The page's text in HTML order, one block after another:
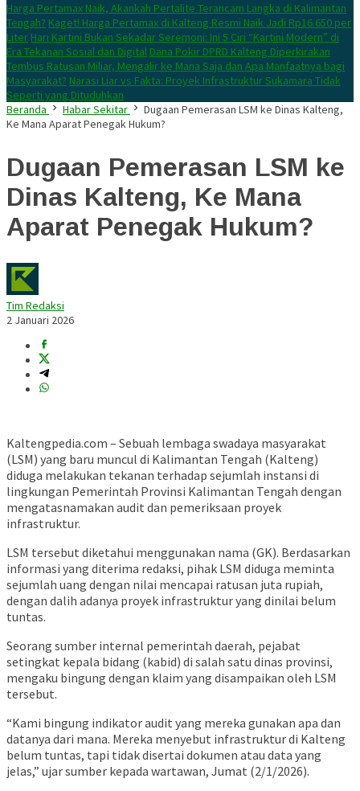
Harga Pertamax Naik, Akankah Pertalite Terancam Langka di Kalimantan
Tengah? Kaget! Harga Pertamax di Kalteng Resmi Naik Jadi Rp16.650 per
Liter Hari Kartini Bukan Sekadar Seremoni: Ini 5 Ciri “Kartini Modern” di
Era Tekanan Sosial dan Digital Dana Pokir DPRD Kalteng Diperkirakan
Tembus Ratusan Miliar, Mengalir ke Mana Saja dan Apa Manfaatnya bagi
Masyarakat? Narasi Liar vs Fakta: Proyek Infrastruktur Sukamara Tidak
Seperti yang Dituduhkan
Beranda
Habar Sekitar
Dugaan Pemerasan LSM ke Dinas Kalteng,
Ke Mana Aparat Penegak Hukum?
Dugaan Pemerasan LSM ke
Dinas Kalteng, Ke Mana
Aparat Penegak Hukum?
Tim Redaksi
2 Januari 2026
Kaltengpedia.com – Sebuah lembaga swadaya masyarakat
(LSM) yang baru muncul di Kalimantan Tengah (Kalteng)
diduga melakukan tekanan terhadap sejumlah instansi di
lingkungan Pemerintah Provinsi Kalimantan Tengah dengan
mengatasnamakan audit dan pemeriksaan proyek
infrastruktur.
LSM tersebut diketahui menggunakan nama (GK). Berdasarkan
informasi yang diterima redaksi, pihak LSM diduga meminta
sejumlah uang dengan nilai mencapai ratusan juta rupiah,
dengan dalih adanya proyek infrastruktur yang dinilai belum
tuntas.
Seorang sumber internal pemerintah daerah, pejabat
setingkat kepala bidang (kabid) di salah satu dinas provinsi,
mengaku bingung dengan klaim yang disampaikan oleh LSM
tersebut.
“Kami bingung indikator audit yang mereka gunakan apa dan
datanya dari mana. Mereka menyebut infrastruktur di Kalteng
belum tuntas, tapi tidak disertai dokumen atau data yang
jelas,” ujar sumber kepada wartawan, Jumat (2/1/2026).